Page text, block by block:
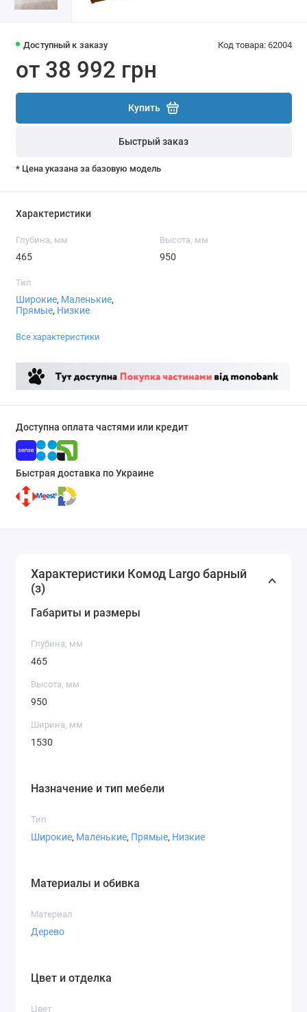
Доступный к заказу Код товара: 62004
от 38 992 грн
Купить
Быстрый заказ
* Цена указана за базовую модель
Характеристики
Глубина, мм
465
Высота, мм
950
Тип
Широкие, Маленькие,
Прямые, Низкие
Все характеристики
Доступна оплата частями или кредит
Быстрая доставка по Украине
Характеристики Комод Largo барный
(з)
Габариты и размеры
Глубина, мм
465
Высота, мм
950
Ширина, мм
1530
Назначение и тип мебели
Тип
Широкие, Маленькие, Прямые, Низкие
Материалы и обивка
Материал
Дерево
Цвет и отделка
Цвет